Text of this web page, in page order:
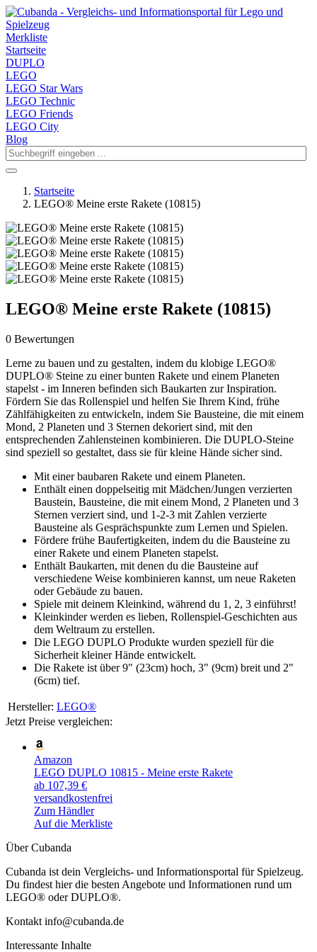
Merkliste
Startseite
DUPLO
LEGO
LEGO Star Wars
LEGO Technic
LEGO Friends
LEGO City
Blog
Startseite
LEGO® Meine erste Rakete (10815)
LEGO® Meine erste Rakete (10815)
0 Bewertungen
Lerne zu bauen und zu gestalten, indem du klobige LEGO®
DUPLO® Steine zu einer bunten Rakete und einem Planeten
stapelst - im Inneren befinden sich Baukarten zur Inspiration.
Fördern Sie das Rollenspiel und helfen Sie Ihrem Kind, frühe
Zählfähigkeiten zu entwickeln, indem Sie Bausteine, die mit einem
Mond, 2 Planeten und 3 Sternen dekoriert sind, mit den
entsprechenden Zahlensteinen kombinieren. Die DUPLO-Steine
sind speziell so gestaltet, dass sie für kleine Hände sicher sind.
Mit einer baubaren Rakete und einem Planeten.
Enthält einen doppelseitig mit Mädchen/Jungen verzierten
Baustein, Bausteine, die mit einem Mond, 2 Planeten und 3
Sternen verziert sind, und 1-2-3 mit Zahlen verzierte
Bausteine als Gesprächspunkte zum Lernen und Spielen.
Fördere frühe Baufertigkeiten, indem du die Bausteine zu
einer Rakete und einem Planeten stapelst.
Enthält Baukarten, mit denen du die Bausteine auf
verschiedene Weise kombinieren kannst, um neue Raketen
oder Gebäude zu bauen.
Spiele mit deinem Kleinkind, während du 1, 2, 3 einführst!
Kleinkinder werden es lieben, Rollenspiel-Geschichten aus
dem Weltraum zu erstellen.
Die LEGO DUPLO Produkte wurden speziell für die
Sicherheit kleiner Hände entwickelt.
Die Rakete ist über 9" (23cm) hoch, 3" (9cm) breit und 2"
(6cm) tief.
Hersteller: LEGO®
Jetzt Preise vergleichen:
Amazon
LEGO DUPLO 10815 - Meine erste Rakete
ab 107,39 €
versandkostenfrei
Zum Händler
Auf die Merkliste
Über Cubanda
Cubanda ist dein Vergleichs- und Informationsportal für Spielzeug.
Du findest hier die besten Angebote und Informationen rund um
LEGO® oder DUPLO®.
Kontakt info@cubanda.de
Interessante Inhalte